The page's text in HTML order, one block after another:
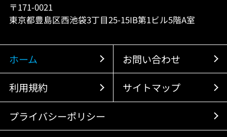
〒171-0021
東京都豊島区西池袋3丁目25-15IB第1ビル5階A室
ホーム お問い合わせ
利用規約 サイトマップ
プライバシーポリシー